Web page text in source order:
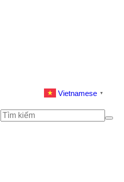
Vietnamese ▼
Tìm
kiếm: